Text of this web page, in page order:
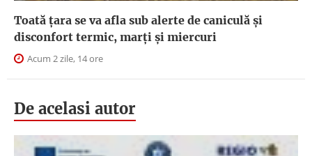
Toată țara se va afla sub alerte de caniculă și
disconfort termic, marți și miercuri
Acum 2 zile, 14 ore
De acelasi autor